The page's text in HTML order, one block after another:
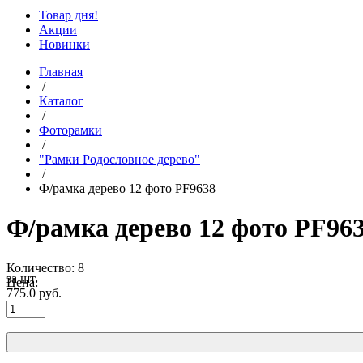
Товар дня!
Акции
Новинки
Главная
/
Каталог
/
Фоторамки
/
"Рамки Родословное дерево"
/
Ф/рамка дерево 12 фото PF9638
Ф/рамка дерево 12 фото
Количество: 8
Цена:
за шт.
775.0 руб.